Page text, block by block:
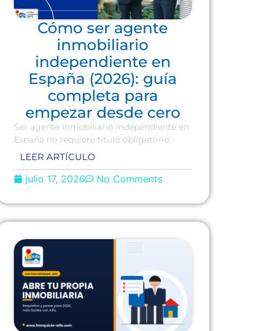
Cómo ser agente
inmobiliario
independiente en
España (2026): guía
completa para
empezar desde cero
Ser agente inmobiliario independiente en
España no requiere título obligatorio,
LEER ARTÍCULO
julio 17, 2026 No Comments